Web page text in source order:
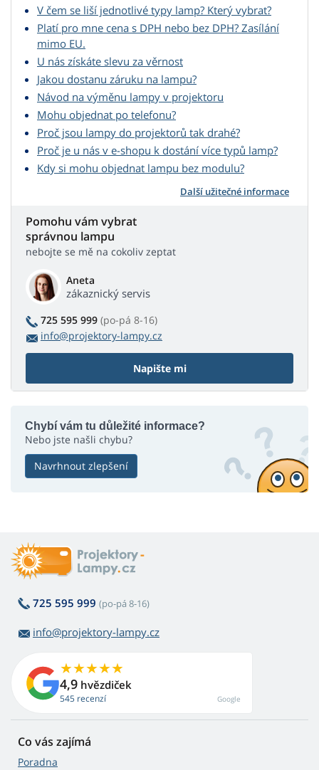
V čem se liší jednotlivé typy lamp? Který vybrat?
Platí pro mne cena s DPH nebo bez DPH? Zasílání
mimo EU.
U nás získáte slevu za věrnost
Jakou dostanu záruku na lampu?
Návod na výměnu lampy v projektoru
Mohu objednat po telefonu?
Proč jsou lampy do projektorů tak drahé?
Proč je u nás v e-shopu k dostání více typů lamp?
Kdy si mohu objednat lampu bez modulu?
Další užitečné informace
Pomohu vám vybrat
správnou lampu
nebojte se mě na cokoliv zeptat
Aneta
zákaznický servis
725 595 999 (po-pá 8-16)
info@projektory-lampy.cz
Napište mi
Chybí vám tu důležité informace?
Nebo jste našli chybu?
Navrhnout zlepšení
725 595 999 (po-pá 8-16)
info@projektory-lampy.cz
4,9 hvězdiček
545 recenzí Google
Co vás zajímá
Poradna